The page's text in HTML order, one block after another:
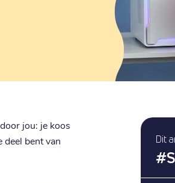
jou: je koos
deel bent van
Dit
#